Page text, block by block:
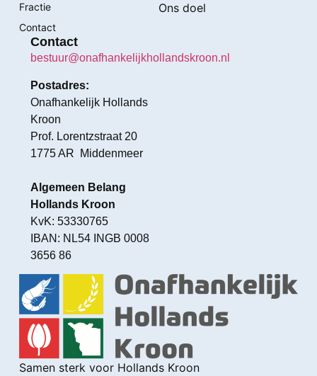
Samen sterk voor Hollands Kroon
Fractie
Contact
Ons doel
Contact
bestuur@onafhankelijkhollandskroon.nl
Postadres:
Onafhankelijk Hollands
Kroon
Prof. Lorentzstraat 20
1775 AR Middenmeer
Algemeen Belang
Hollands Kroon
KvK: 53330765
IBAN: NL54 INGB 0008
3656 86